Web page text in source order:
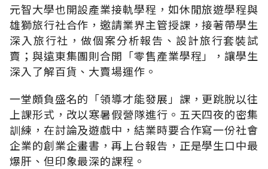
元智大學也開設產業接軌學程，如休閒旅遊學程與
雄獅旅行社合作，邀請業界主管授課，接著帶學生
深入旅行社，做個案分析報告、設計旅行套裝試
賣；與遠東集團則合開「零售產業學程」，讓學生
深入了解百貨、大賣場運作。
一堂頗負盛名的「領導才能發展」課，更跳脫以往
上課形式，改以寒暑假營隊進行。五天四夜的密集
訓練，在討論及遊戲中，結業時要合作寫一份社會
企業的創業企畫書，再上台報告，正是學生口中最
爆肝、但印象最深的課程。